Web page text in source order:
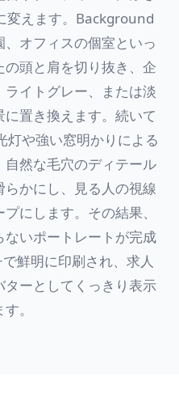
変えます。Background
オフィスの個室といっ
頭と肩を切り抜き、企
イトグレー、または淡
置き換えます。続いて
や強い窓明かりによる
然な毛穴のディテール
かにし、見る人の視線
にします。その結果、
いポートレートが完成
鮮明に印刷され、求人
ーとしてくっきり表示
。